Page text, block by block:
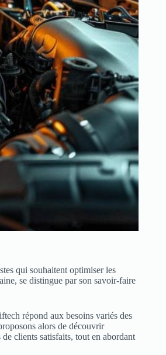
qui souhaitent optimiser les
se distingue par son savoir-faire
répond aux besoins variés des
alors de découvrir
clients satisfaits, tout en abordant